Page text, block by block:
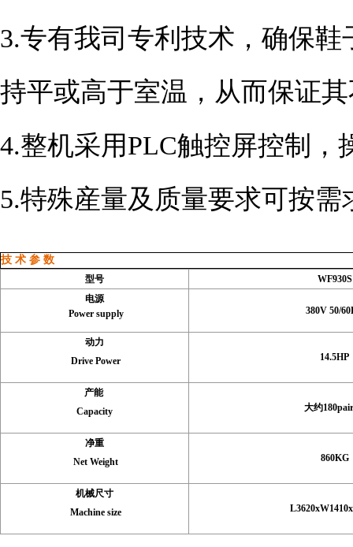
3.专有我司专利技术，确保
持平或高于室温，从而保证
4.整机采用PLC触控屏控制，
5.特殊産量及质量要求可按需
技 术 参 数
型号
WF930S
电源
Power supply 380V 50/
动力
Drive Power
14.5HP
产能
Capacity
大约
净重
Net Weight
860KG
机械尺寸
Machine size